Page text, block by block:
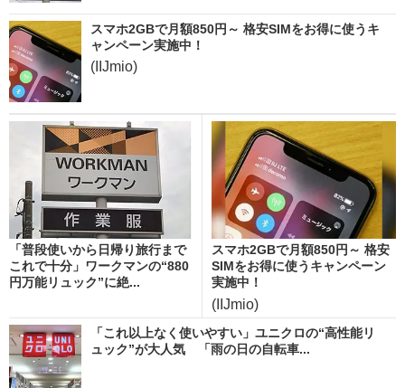
スマホ2GBで月額850円～ 格安SIMをお得に使うキ
ャンペーン実施中！
(IIJmio)
「普段使いから日帰り旅行まで
これで十分」ワークマンの“880
円万能リュック”に絶...
スマホ2GBで月額850円～ 格安
SIMをお得に使うキャンペーン
実施中！
(IIJmio)
「これ以上なく使いやすい」ユニクロの“高性能リ
ュック”が大人気 「雨の日の自転車...